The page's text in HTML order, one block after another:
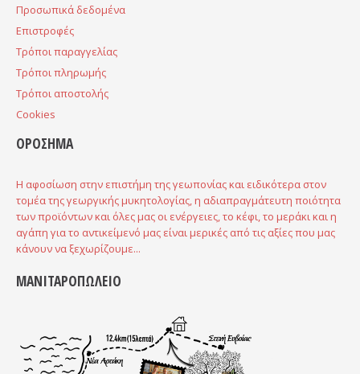
Προσωπικά δεδομένα
Επιστροφές
Τρόποι παραγγελίας
Τρόποι πληρωμής
Τρόποι αποστολής
Cookies
ΟΡΟΣΗΜΑ
Η αφοσίωση στην επιστήμη της γεωπονίας και ειδικότερα στον
τομέα της γεωργικής μυκητολογίας, η αδιαπραγμάτευτη ποιότητα
των προϊόντων και όλες μας οι ενέργειες, το κέφι, το μεράκι και η
αγάπη για το αντικείμενό μας είναι μερικές από τις αξίες που μας
κάνουν να ξεχωρίζουμε...
ΜΑΝΙΤΑΡΟΠΩΛΕΙΟ